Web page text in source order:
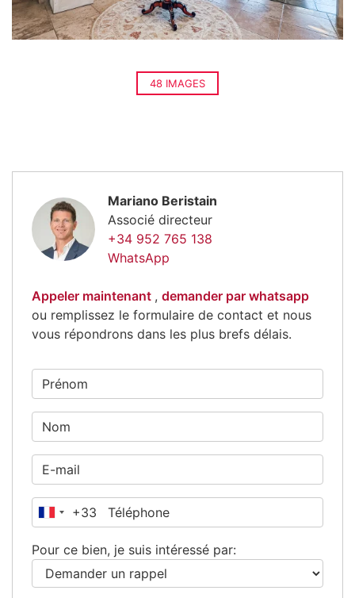
48 IMAGES
Mariano Beristain
Associé directeur
+34 952 765 138
WhatsApp
Appeler maintenant , demander par whatsapp
ou remplissez le formulaire de contact et nous
vous répondrons dans les plus brefs délais.
France
+33
Pour ce bien, je suis intéressé par: